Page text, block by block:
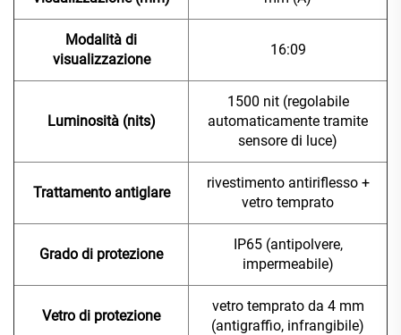
Modalità di
visualizzazione
16:09
Luminosità (nits)
1500 nit (regolabile
automaticamente tramite
sensore di luce)
Trattamento antiglare
rivestimento antiriflesso +
vetro temprato
Grado di protezione
IP65 (antipolvere,
impermeabile)
Vetro di protezione
vetro temprato da 4 mm
(antigraffio, infrangibile)